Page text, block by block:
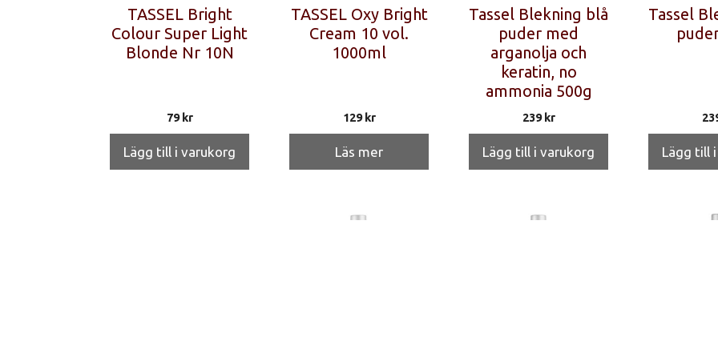
TASSEL Bright
Colour Super Light
Blonde Nr 10N
79kr
Lägg till i varukorg
TASSEL Oxy Bright
Cream 10 vol.
1000ml
129kr
Läs mer
Tassel Blekning blå
puder med
arganolja och
keratin, no
ammonia 500g
239kr
Lägg till i varukorg
Tassel
Lägg till i